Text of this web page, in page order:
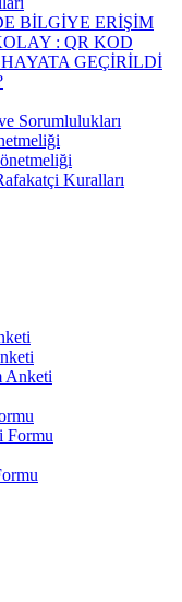
BİLGİYE ERİŞİM
: QR KOD
GEÇİRİLDİ
Sorumlulukları
Kuralları
Anketi
Formu